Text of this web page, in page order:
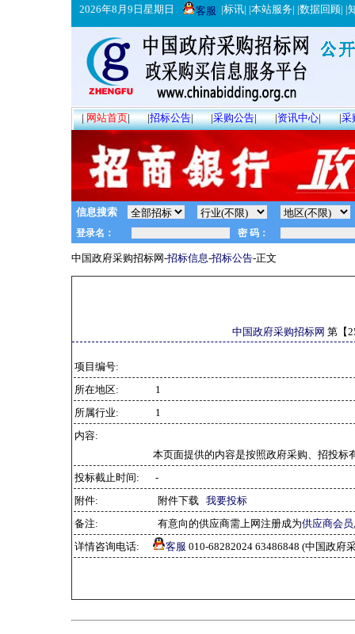
2026年8月9日星期日 客服 |标讯| |本站服务| |数据回顾| |
|网站首页| |招标公告| |采购公告| |资讯中心| |采
信息搜索
中国政府采购招标网-招标信息-招标公告-正文
中国政府采购招标网 第【
项目编号:
所在地区:
1
所属行业:
1
内容:
本页面提供的内容是按照政府采购、招投标
投标截止时间:
-
附件:
附件下载 我要投标
备注:
有意向的供应商需上网注册成为供应商会员
详情咨询电话:
客服 010-68282024 63486848 (中国政府